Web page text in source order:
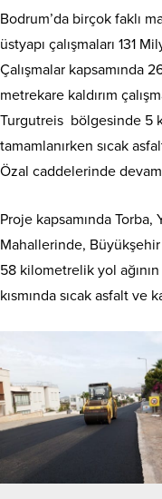
Bodrum’da birçok faklı
üstyapı çalışmaları 131
Çalışmalar kapsamında
metrekare kaldırım
Turgutreis bölgesinde 5
tamamlanırken sıcak
Özal caddelerinde
Proje kapsamında
Mahallerinde,
58 kilometrelik yol
kısmında sıcak asfalt ve